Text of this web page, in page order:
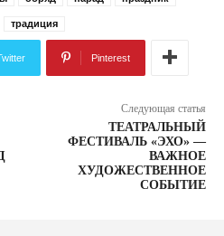
традиция
Pinterest
Следующая статья
ТЕАТРАЛЬНЫЙ
ФЕСТИВАЛЬ «ЭХО» —
ВАЖНОЕ
ХУДОЖЕСТВЕННОЕ
СОБЫТИЕ